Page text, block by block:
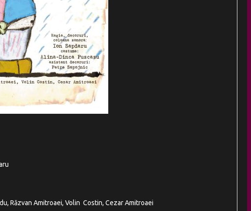
Răzvan Amitroaei, Volin Costin, Cezar Amitroaei